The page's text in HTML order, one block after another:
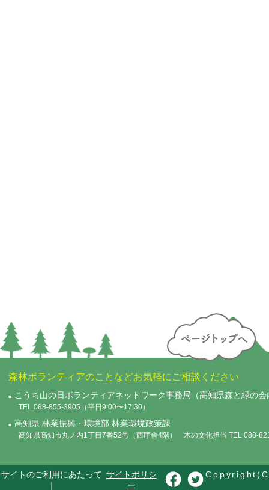
森林ボランティアのことなどお気軽にご相談ください
こうち山の日ボランティアネットワーク事務局（高知県森と緑の会
TEL 088-855-3905（平日9:00〜17:30）
高知県 林業振興・環境部 林業環境政策課
高知県高知市丸ノ内1丁目7番52号（西庁舎4階） 木の文化担当 TEL 088-
サイトのご利用にあたって
｜
サイトポリシ
ー